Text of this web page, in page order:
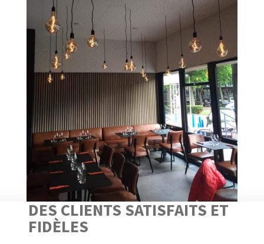
DES CLIENTS SATISFAITS ET
FIDÈLES